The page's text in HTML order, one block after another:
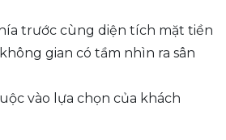
trước cùng diện tích mặt tiền
gian có tầm nhìn ra sân
vào lựa chọn của khách